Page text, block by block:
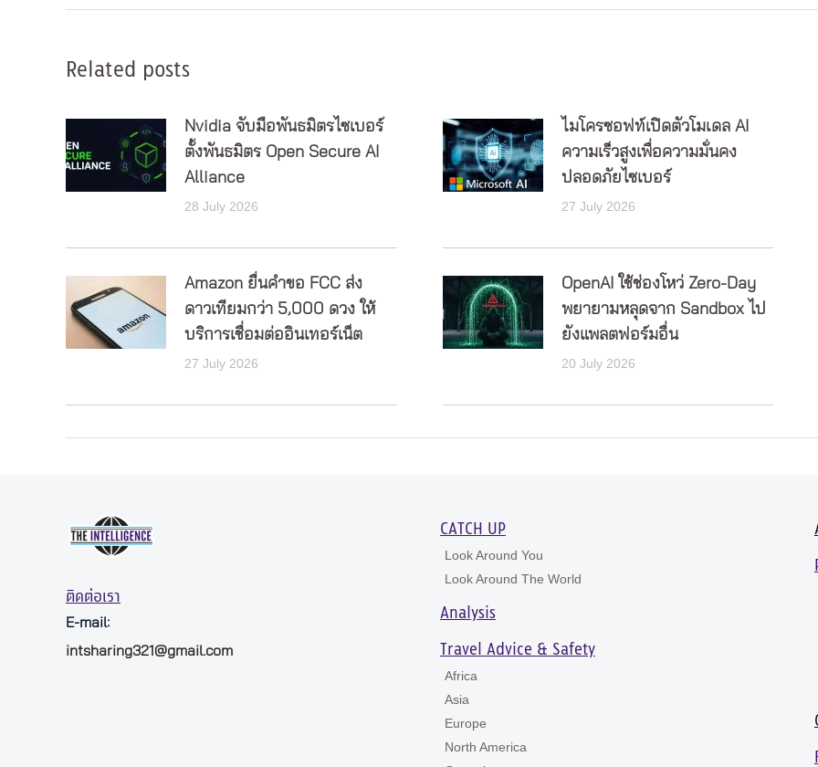
Related posts
Nvidia จับมือพันธมิตรไซเบอร์
ตั้งพันธมิตร Open Secure AI
Alliance
28 July 2026
ไมโครซอฟท์เปิดตัวโมเดล AI
ความเร็วสูงเพื่อความมั่นคง
ปลอดภัยไซเบอร์
27 July 2026
Amazon ยื่นคำขอ FCC ส่ง
ดาวเทียมกว่า 5,000 ดวง ให้
บริการเชื่อมต่ออินเทอร์เน็ต
27 July 2026
OpenAI ใช้ช่องโหว่ Zero-Day
พยายามหลุดจาก Sandbox ไป
ยังแพลตฟอร์มอื่น
20 July 2026
ติดต่อเรา
E-mail:
intsharing321@gmail.com
CATCH UP
Look Around You
Look Around The World
Analysis
Travel Advice & Safety
Africa
Asia
Europe
North America